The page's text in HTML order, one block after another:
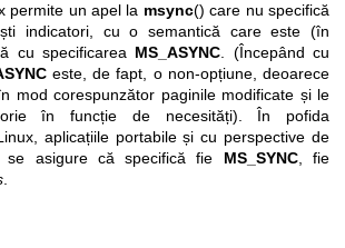
permite un apel la msync() care nu specifică
indicatori, cu o semantică care este (în
cu specificarea MS_ASYNC. (Începând cu
este, de fapt, o non-opțiune, deoarece
mod corespunzător paginile modificate și le
în funcție de necesități). În pofida
aplicațiile portabile și cu perspective de
asigure că specifică fie MS_SYNC, fie
.